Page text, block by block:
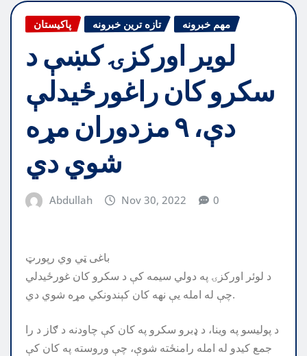
پاکیستان تازه ترین خبرونه مهم خبرونه
لویر اورکزۍ کښې د
سکرو کان راغورځیدلې
دې، ۹ مزدوران مړه
شوي دي
Abdullah Nov 30, 2022 0
باغی ټي وي رپورټ
د لوئر اورکزۍ په دولي سيمه کې د سکرو کان غورځيدلي
چې له امله يې نهه کان کېندونکي مړه شوي دي.
د پوليسو په وينا، د ډبرو سکرو په کان کې چاودنه د ګاز د را
جمع کیدو له امله رامنځته شوې، چې وروسته په کان کې